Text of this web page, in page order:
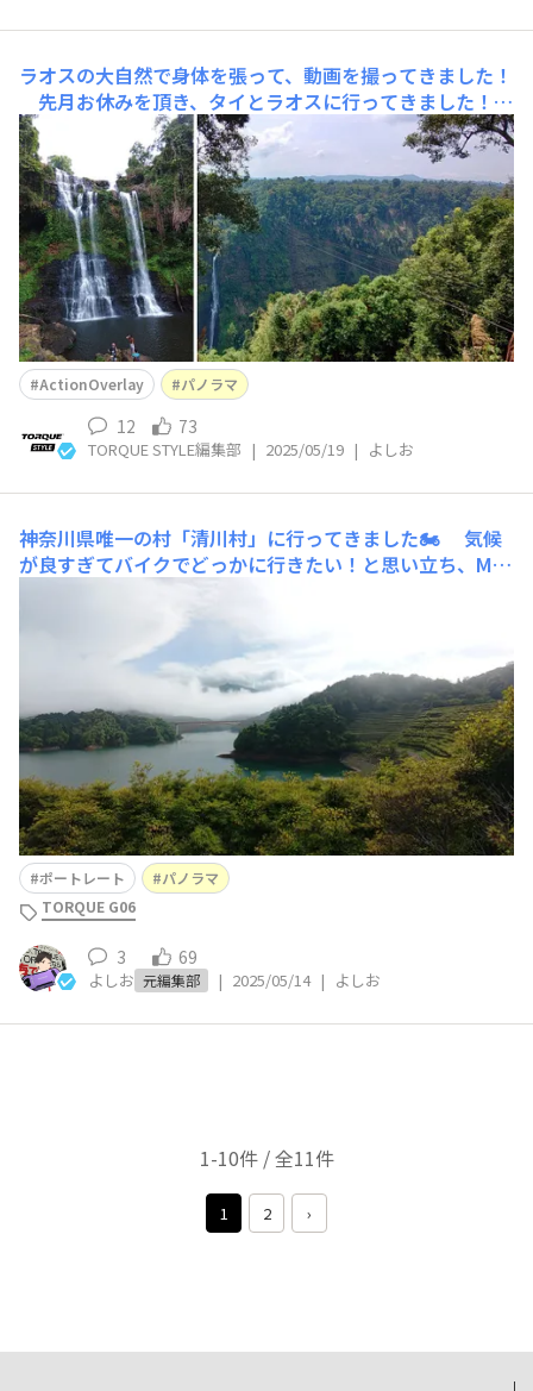
ラオスの大自然で身体を張って、動画を撮ってきました！
先月お休みを頂き、タイとラオスに行ってきました！そ
こでAction Overlayを活用した良い動画が撮れたので、
つぶやきでシェアさせてください💪 タイからラオスへ🚙
人生初のラオスへ！陸路での入国です。 細いトンネ
ルを歩いていくことで入国できるのですが、島国に住む自
分としては新鮮
ActionOverlay パノラマ
12 73
TORQUE STYLE編集部 | 2025/05/19 | よしお
神奈川県唯一の村「清川村」に行ってきました🏍️
気候
が良すぎてバイクでどっかに行きたい！と思い立ち、Ma
pを見ると意外と近くに湖（ダム湖）があることを発見し
行ってきました！道の駅に行ってびっくり、神奈川県でた
った一つの「村」なんだそう。 バイクがいっぱい停まっ
ていたので、TORQUE STYLEには知っている方もいそう
だな～なんて思っていました
ポートレート
パノラマ
TORQUE G06
3 69
よしお 元編集部 | 2025/05/14 | よしお
1-10件 / 全11件
1 2 ›